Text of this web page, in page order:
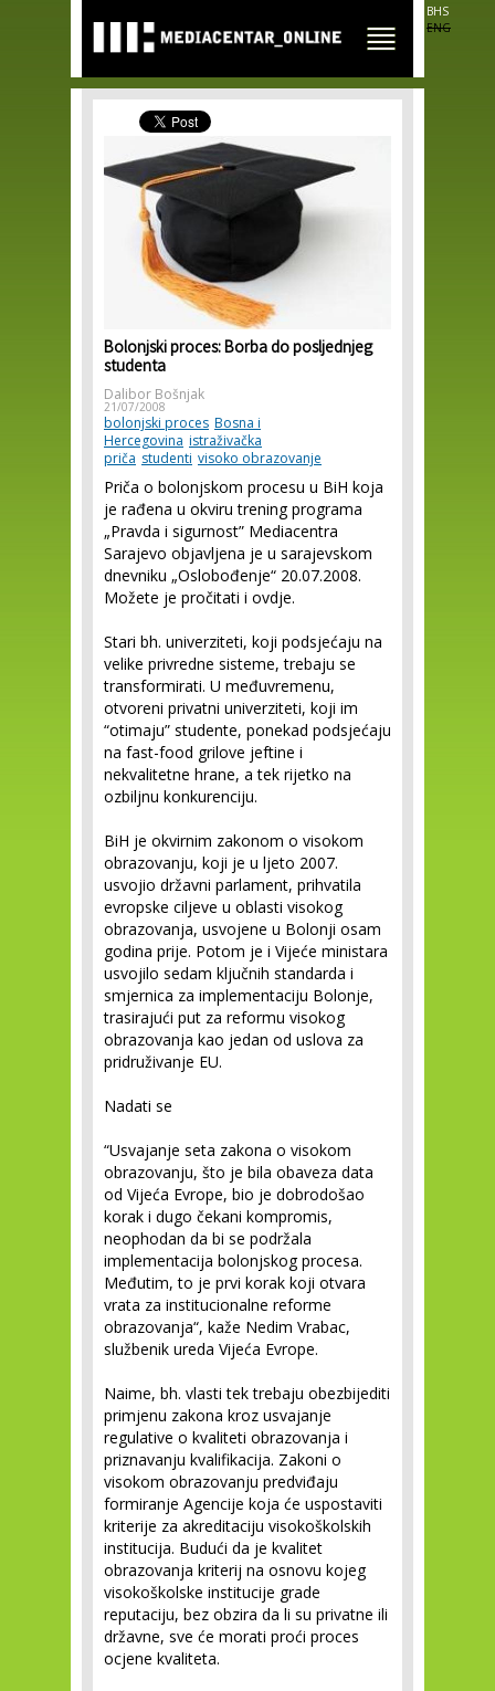
main
content
BHS
ENG
Bolonjski proces: Borba do posljednjeg
studenta
Dalibor Bošnjak
21/07/2008
bolonjski proces Bosna i
Hercegovina istraživačka
priča studenti visoko obrazovanje
Priča o bolonjskom procesu u BiH koja
je rađena u okviru trening programa
„Pravda i sigurnost” Mediacentra
Sarajevo objavljena je u sarajevskom
dnevniku „Oslobođenje“ 20.07.2008.
Možete je pročitati i ovdje.
Stari bh. univerziteti, koji podsjećaju na
velike privredne sisteme, trebaju se
transformirati. U međuvremenu,
otvoreni privatni univerziteti, koji im
“otimaju” studente, ponekad podsjećaju
na fast-food grilove jeftine i
nekvalitetne hrane, a tek rijetko na
ozbiljnu konkurenciju.
BiH je okvirnim zakonom o visokom
obrazovanju, koji je u ljeto 2007.
usvojio državni parlament, prihvatila
evropske ciljeve u oblasti visokog
obrazovanja, usvojene u Bolonji osam
godina prije. Potom je i Vijeće ministara
usvojilo sedam ključnih standarda i
smjernica za implementaciju Bolonje,
trasirajući put za reformu visokog
obrazovanja kao jedan od uslova za
pridruživanje EU.
Nadati se
“Usvajanje seta zakona o visokom
obrazovanju, što je bila obaveza data
od Vijeća Evrope, bio je dobrodošao
korak i dugo čekani kompromis,
neophodan da bi se podržala
implementacija bolonjskog procesa.
Međutim, to je prvi korak koji otvara
vrata za institucionalne reforme
obrazovanja“, kaže Nedim Vrabac,
službenik ureda Vijeća Evrope.
Naime, bh. vlasti tek trebaju obezbijediti
primjenu zakona kroz usvajanje
regulative o kvaliteti obrazovanja i
priznavanju kvalifikacija. Zakoni o
visokom obrazovanju predviđaju
formiranje Agencije koja će uspostaviti
kriterije za akreditaciju visokoškolskih
institucija. Budući da je kvalitet
obrazovanja kriterij na osnovu kojeg
visokoškolske institucije grade
reputaciju, bez obzira da li su privatne ili
državne, sve će morati proći proces
ocjene kvaliteta.